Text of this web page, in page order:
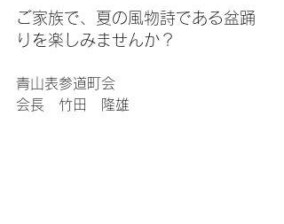
ご家族で、夏の風物詩である盆踊
りを楽しみませんか？
青山表参道町会
会長　竹田　隆雄